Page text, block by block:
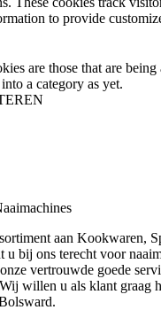
to provide
are those that are being
a category as yet.
aan Kookwaren,
u bij ons terecht voor
vertrouwde goede
willen u als klant graag